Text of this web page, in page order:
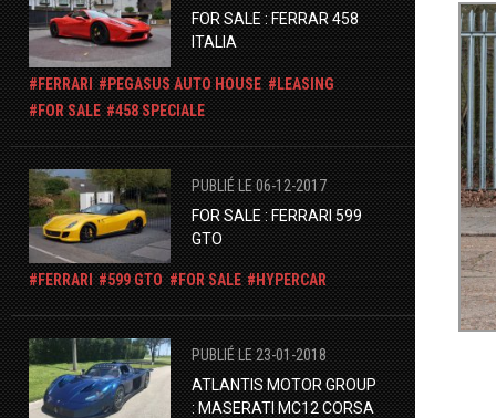
FOR SALE : FERRAR 458
ITALIA
FERRARI ​​PEGASUS AUTO HOUSE
LEASING
FOR SALE
458 SPECIALE
PUBLIÉ LE 06-12-2017
FOR SALE : FERRARI 599
GTO
FERRARI 599 GTO FOR SALE HYPERCAR
PUBLIÉ LE 23-01-2018
ATLANTIS MOTOR GROUP
: MASERATI MC12 CORSA